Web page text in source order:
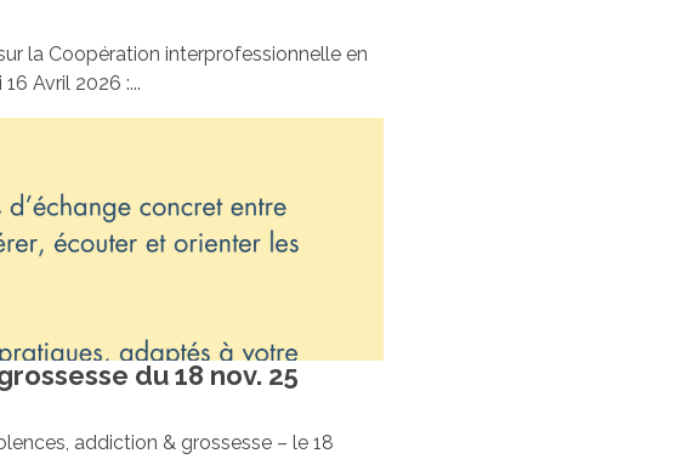
la Coopération interprofessionnelle en
Avril 2026 :...
du 18 nov. 25
addiction & grossesse – le 18